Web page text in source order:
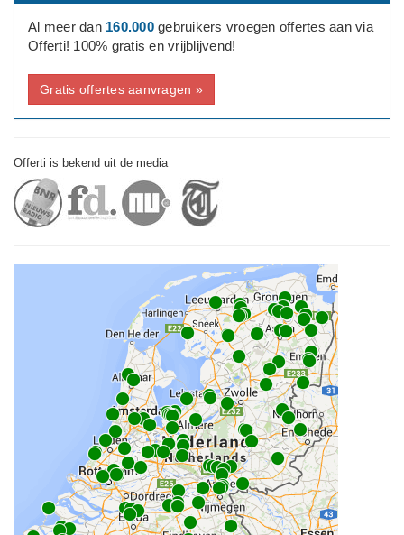
Al meer dan 160.000gebruikers vroegen offertes aan via
Offerti! 100% gratis en vrijblijvend!
Gratis offertes aanvragen »
Offerti is bekend uit de media